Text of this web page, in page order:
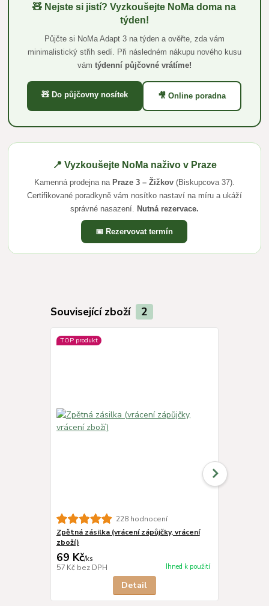
🧸 Nejste si jistí? Vyzkoušejte NoMa doma na
týden!
Půjčte si NoMa Adapt 3 na týden a ověřte, zda vám
minimalistický střih sedí. Při následném nákupu nového kusu
vám týdenní půjčovné vrátíme!
🧸 Do půjčovny nosítek 🎥 Online poradna
📍 Vyzkoušejte NoMa naživo v Praze
Kamenná prodejna na Praze 3 – Žižkov(Biskupcova 37).
Certifikované poradkyně vám nosítko nastaví na míru a ukáží
správné nasazení. Nutná rezervace.
📅 Rezervovat termín
Související zboží 2
TOP produkt
228 hodnocení
Zpětná zásilka (vrácení zápůjčky, vrácení
zboží)
69 Kč/ks
57 Kč bez DPH Ihned k použití
Detail